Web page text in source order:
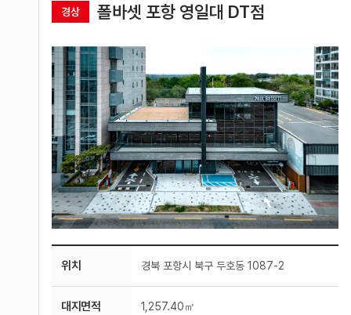
경상 폴바셋 포항 영일대 DT점
위치 경북 포항시 북구 두호동 1087-2
대지면적 1,257.40㎡